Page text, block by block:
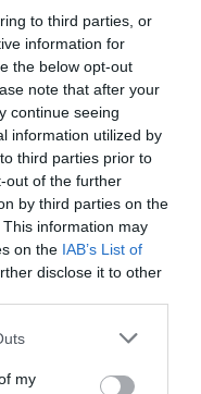
to third parties, or
information for
the below opt-out
note that after your
continue seeing
information utilized by
third parties prior to
out of the further
by third parties on the
This information may
on the IAB’s List of
disclose it to other
my
que importan
dos pleitos